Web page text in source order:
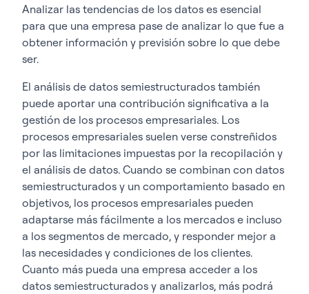
Analizar las tendencias de los datos es esencial
para que una empresa pase de analizar lo que fue a
obtener información y previsión sobre lo que debe
ser.
El análisis de datos semiestructurados también
puede aportar una contribución significativa a la
gestión de los procesos empresariales. Los
procesos empresariales suelen verse constreñidos
por las limitaciones impuestas por la recopilación y
el análisis de datos. Cuando se combinan con datos
semiestructurados y un comportamiento basado en
objetivos, los procesos empresariales pueden
adaptarse más fácilmente a los mercados e incluso
a los segmentos de mercado, y responder mejor a
las necesidades y condiciones de los clientes.
Cuanto más pueda una empresa acceder a los
datos semiestructurados y analizarlos, más podrá